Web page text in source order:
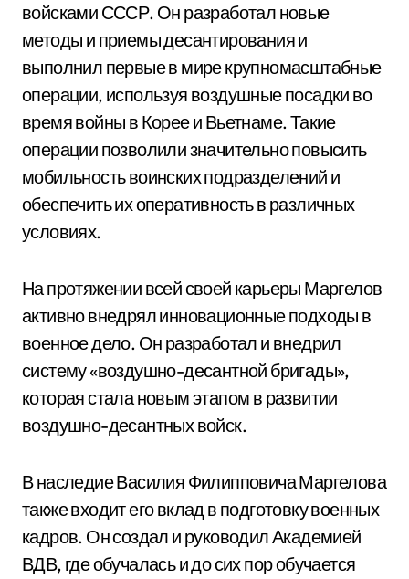
войсками СССР. Он разработал новые
методы и приемы десантирования и
выполнил первые в мире крупномасштабные
операции, используя воздушные посадки во
время войны в Корее и Вьетнаме. Такие
операции позволили значительно повысить
мобильность воинских подразделений и
обеспечить их оперативность в различных
условиях.
На протяжении всей своей карьеры Маргелов
активно внедрял инновационные подходы в
военное дело. Он разработал и внедрил
систему «воздушно-десантной бригады»,
которая стала новым этапом в развитии
воздушно-десантных войск.
В наследие Василия Филипповича Маргелова
также входит его вклад в подготовку военных
кадров. Он создал и руководил Академией
ВДВ, где обучалась и до сих пор обучается